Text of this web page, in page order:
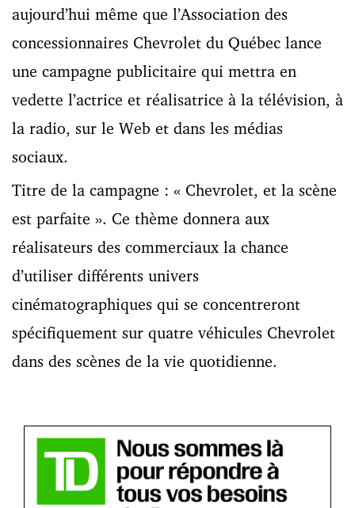
aujourd’hui même que l’Association des
concessionnaires Chevrolet du Québec lance
une campagne publicitaire qui mettra en
vedette l’actrice et réalisatrice à la télévision, à
la radio, sur le Web et dans les médias
sociaux.
Titre de la campagne : « Chevrolet, et la scène
est parfaite ». Ce thème donnera aux
réalisateurs des commerciaux la chance
d’utiliser différents univers
cinématographiques qui se concentreront
spécifiquement sur quatre véhicules Chevrolet
dans des scènes de la vie quotidienne.